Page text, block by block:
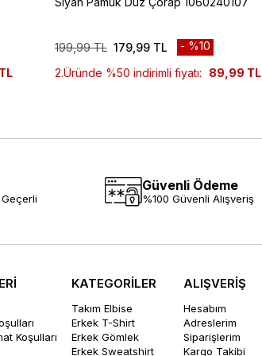
179,99 TL
199,99 TL
%10
2.Üründe %50 indirimli fiyatı:
89,99 TL
Güvenli Ödeme
%100 Güvenli Alışveriş
Koşulları
KATEGORİLER
Takım Elbise
Erkek T-Shirt
Erkek Gömlek
Erkek Sweatshirt
ALIŞVERİŞ
Hesabım
Adreslerim
Siparişlerim
Kargo Takibi